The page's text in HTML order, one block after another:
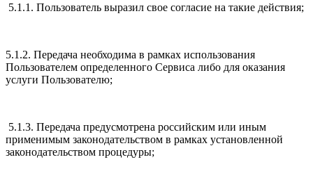
5.1.1. Пользователь выразил свое согласие на такие действия;
5.1.2. Передача необходима в рамках использования
Пользователем определенного Сервиса либо для оказания
услуги Пользователю;
5.1.3. Передача предусмотрена российским или иным
применимым законодательством в рамках установленной
законодательством процедуры;